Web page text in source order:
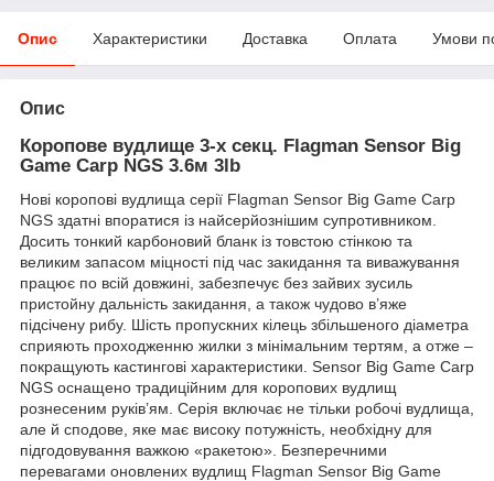
Опис Характеристики Доставка Оплата Умови
Опис
Коропове вудлище 3-х секц. Flagman Sensor Big
Game Carp NGS 3.6м 3lb
Нові коропові вудлища серії Flagman Sensor Big Game Carp
NGS здатні впоратися із найсерйознішим супротивником.
Досить тонкий карбоновий бланк із товстою стінкою та
великим запасом міцності під час закидання та виважування
працює по всій довжині, забезпечує без зайвих зусиль
пристойну дальність закидання, а також чудово в’яже
підсічену рибу. Шість пропускних кілець збільшеного діаметра
сприяють проходженню жилки з мінімальним тертям, а отже –
покращують кастингові характеристики. Sensor Big Game Carp
NGS оснащено традиційним для коропових вудлищ
рознесеним руків’ям. Серія включає не тільки робочі вудлища,
але й сподове, яке має високу потужність, необхідну для
підгодовування важкою «ракетою». Безперечними
перевагами оновлених вудлищ Flagman Sensor Big Game